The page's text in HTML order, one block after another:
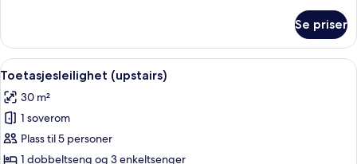
Se priser
Åpne
alle
bildene
av
Toetasjesleilighet
(upstairs)
Toetasjesleilighet (upstairs) |
4
Toetasjesleilighet (upstairs)
30 m²
1 soverom
Plass til 5 personer
1 dobbeltseng og 3 enkeltsenger